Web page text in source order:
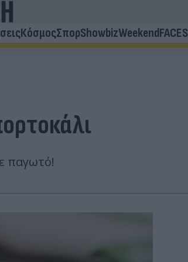
ΚόσμοςΣπορShowbizWeekendFACES
παγωτό!